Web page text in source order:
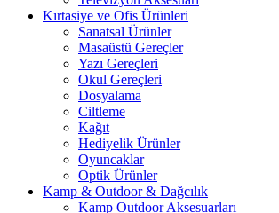
Kırtasiye ve Ofis Ürünleri
Sanatsal Ürünler
Masaüstü Gereçler
Yazı Gereçleri
Okul Gereçleri
Dosyalama
Ciltleme
Kağıt
Hediyelik Ürünler
Oyuncaklar
Optik Ürünler
Kamp & Outdoor & Dağcılık
Kamp Outdoor Aksesuarları